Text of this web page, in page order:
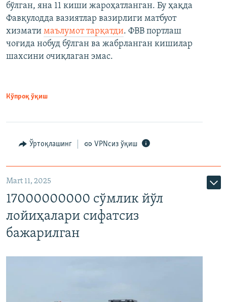
бўлган, яна 11 киши жароҳатланган. Бу ҳақда
Фавқулодда вазиятлар вазирлиги матбуот
хизмати маълумот тарқатди. ФВВ портлаш
чоғида нобуд бўлган ва жабрланган кишилар
шахсини очиқлаган эмас.
Кўпроқ ўқиш
Ўртоқлашинг VPNсиз ўқиш
Mart 11, 2025
17000000000 сўмлик йўл
лойиҳалари сифатсиз
бажарилган